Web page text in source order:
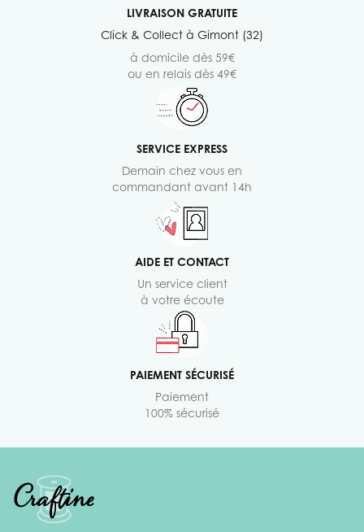
LIVRAISON GRATUITE
Click & Collect à Gimont (32)
à domicile dès 59€
ou en relais dès 49€
SERVICE EXPRESS
Demain chez vous en
commandant avant 14h
AIDE ET CONTACT
Un service client
à votre écoute
PAIEMENT SÉCURISÉ
Paiement
100% sécurisé